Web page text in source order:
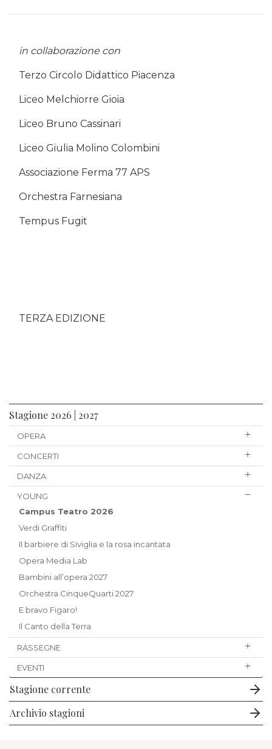
in collaborazione con
Terzo Circolo Didattico Piacenza
Liceo Melchiorre Gioia
Liceo Bruno Cassinari
Liceo Giulia Molino Colombini
Associazione Ferma 77 APS
Orchestra Farnesiana
Tempus Fugit
TERZA EDIZIONE
Stagione 2026 | 2027
OPERA
CONCERTI
DANZA
YOUNG
Campus Teatro 2026
Verdi Graffiti
Il barbiere di Siviglia e la rosa incantata
Opera Media Lab
Bambini all’opera 2027
Orchestra CinqueQuarti 2027
E bravo Figaro!
Il Canto della Terra
RASSEGNE
EVENTI
Stagione corrente
Archivio stagioni